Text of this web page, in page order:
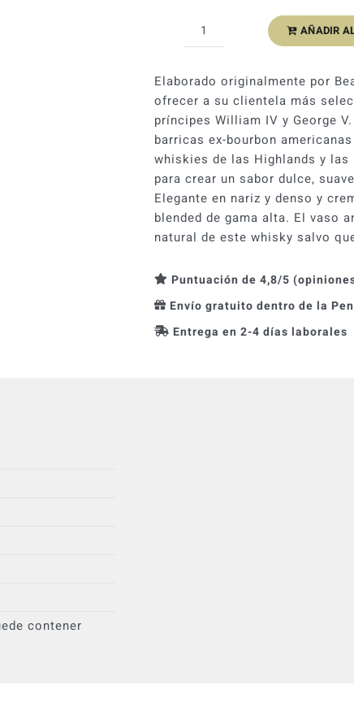
Whisky
Bannister
12
YO
Blended
Scotch
40%
cantidad
AÑADIR
Elaborado originalmente por
ofrecer a su clientela más
príncipes William IV y George
barricas ex-bourbon
whiskies de las Highlands y las
para crear un sabor dulce,
Elegante en nariz y denso y
blended de gama alta. El vaso
natural de este whisky salvo
Puntuación de 4,8/5
Envío gratuito dentro de la
Entrega en 2-4 días laborales
contener